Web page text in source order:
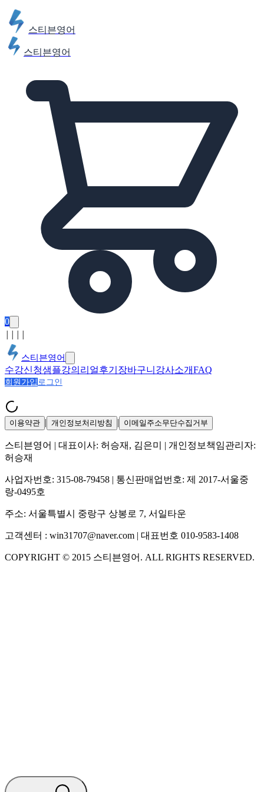
스티븐영어
스티븐영어
0
스티븐영어
수강신청샘플강의 리얼후기 장바구니 강사소개FAQ
회원가입 로그인
이용약관 | 개인정보처리방침 | 이메일주소무단수집거부
스티븐영어 | 대표이사: 허승재, 김은미
| 개인정보책임관리자:
허승재
사업자번호: 315-08-79458 | 통신판매업번호: 제 2017-서울중
랑-0495호
주소: 서울특별시 중랑구 상봉로 7, 서일타운
고객센터 : win31707@naver.com | 대표번호 010-9583-1408
COPYRIGHT © 2015 스티븐영어 . ALL RIGHTS RESERVED.